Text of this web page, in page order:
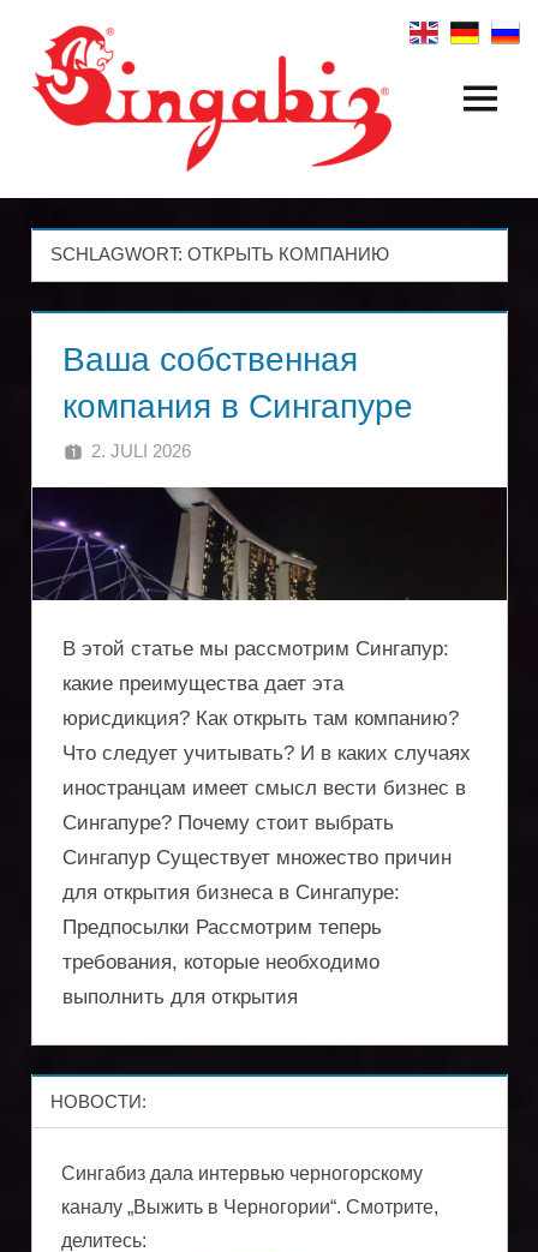
Inhalt
springen
Создание
глобальных
компаний
и
холдинговых
структур
Международные
услуги
регистрации
компаний,
получению
вида
жительство,
защита
оптимизации
поездок
Menü
SCHLAGWORT: ОТКРЫТЬ КОМПАНИЮ
Ваша собственная
компания в Сингапуре
2. JULI 2026
В этой статье мы рассмотрим Сингапур:
какие преимущества дает эта
юрисдикция? Как открыть там компанию?
Что следует учитывать? И в каких случаях
иностранцам имеет смысл вести бизнес в
Сингапуре? Почему стоит выбрать
Сингапур Существует множество причин
для открытия бизнеса в Сингапуре:
Предпосылки Рассмотрим теперь
требования, которые необходимо
выполнить для открытия
НОВОСТИ:
Сингабиз дала интервью черногорскому
каналу „Выжить в Черногории“. Смотрите,
делитесь: